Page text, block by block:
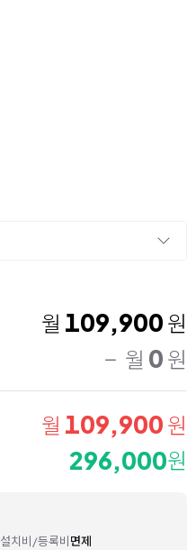
월 109,900 원
월 0 원
월 109,900 원
296,000원
설치비/등록비면제